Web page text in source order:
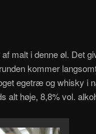
malt i denne øl. Det
kommer
egetræ og whisky i
alt høje, 8,8% vol.